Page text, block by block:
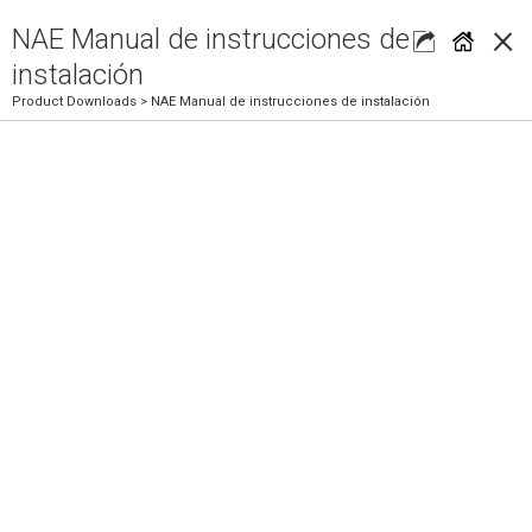
×
NAE Manual de instrucciones de
instalación
Product Downloads > NAE Manual de instrucciones de instalación